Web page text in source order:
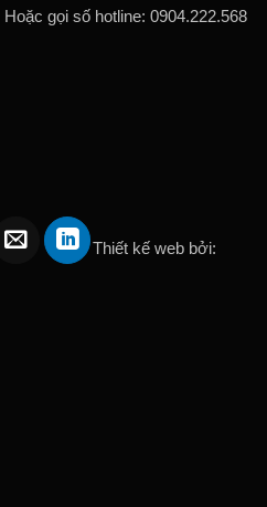
gọi số hotline: 0904.222.568
Thiết kế web bởi: